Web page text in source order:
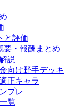
と評価
要・報酬まとめ
説
向け野手デッキ
正キャラ
プレ
覧